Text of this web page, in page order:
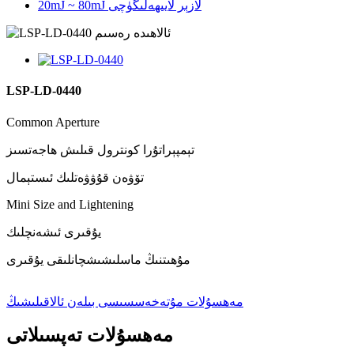
20mJ ~ 80mJ لازېر لايىھەلىگۈچى
LSP-LD-0440
Common Aperture
تېمپېراتۇرا كونترول قىلىش ھاجەتسىز
تۆۋەن قۇۋۋەتلىك ئىستېمال
Mini Size and Lightening
يۇقىرى ئىشەنچلىك
مۇھىتنىڭ ماسلىشىشچانلىقى يۇقىرى
مەھسۇلات مۇتەخەسسىسى بىلەن ئالاقىلىشىڭ
مەھسۇلات تەپسىلاتى